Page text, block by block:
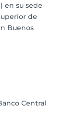
en su sede
de
Buenos
Central